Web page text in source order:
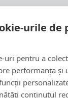
urile de
uri pentru a
performanța și
conținutul